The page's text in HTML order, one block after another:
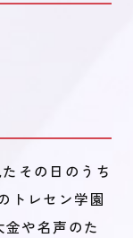
その日のうち
トレセン学園
金や名声のた